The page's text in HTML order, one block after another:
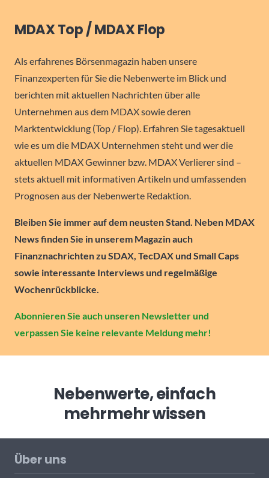
MDAX Top / MDAX Flop
Als erfahrenes Börsenmagazin haben unsere
Finanzexperten für Sie die Nebenwerte im Blick und
berichten mit aktuellen Nachrichten über alle
Unternehmen aus dem MDAX sowie deren
Marktentwicklung (Top / Flop). Erfahren Sie tagesaktuell
wie es um die MDAX Unternehmen steht und wer die
aktuellen MDAX Gewinner bzw. MDAX Verlierer sind –
stets aktuell mit informativen Artikeln und umfassenden
Prognosen aus der Nebenwerte Redaktion.
Bleiben Sie immer auf dem neusten Stand. Neben MDAX
News finden Sie in unserem Magazin auch
Finanznachrichten zu SDAX, TecDAX und Small Caps
sowie interessante Interviews und regelmäßige
Wochenrückblicke.
Abonnieren Sie auch unseren Newsletter und
verpassen Sie keine relevante Meldung mehr!
Nebenwerte, einfach
mehrmehr wissen
Über uns